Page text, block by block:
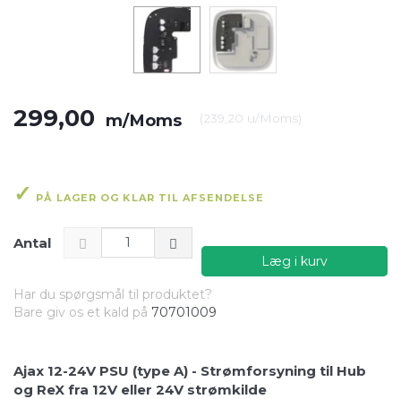
299,00 m/Moms (239,20 u/Moms)
PÅ LAGER OG KLAR TIL AFSENDELSE
Antal
Læg i kurv
Har du spørgsmål til produktet?
Bare giv os et kald på 70701009
Ajax 12-24V PSU (type A) - Strømforsyning til Hub
og ReX fra 12V eller 24V strømkilde